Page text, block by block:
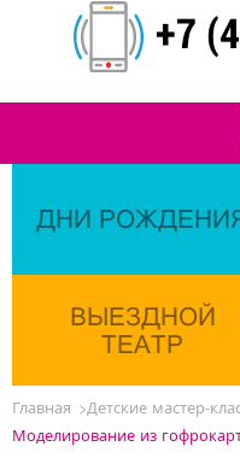
+7
ДНИ
ВЫЕЗДНОЙ
ТЕАТР
Главная
Детские мастер-
Моделирование из